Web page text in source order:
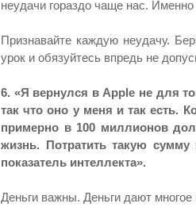
неудачи гораздо чаще нас.
Признавайте каждую неудачу.
урок и обязуйтесь впредь не
6. «Я вернулся в Apple не для
так что оно у меня и так есть.
примерно в 100 миллионов
жизнь. Потратить такую сумму
показатель интеллекта».
Деньги важны. Деньги дают